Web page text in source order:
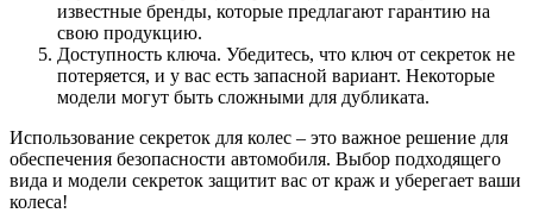
известные бренды, которые предлагают гарантию на
свою продукцию.
Доступность ключа. Убедитесь, что ключ от секреток не
потеряется, и у вас есть запасной вариант. Некоторые
модели могут быть сложными для дубликата.
Использование секреток для колес – это важное решение для
обеспечения безопасности автомобиля. Выбор подходящего
вида и модели секреток защитит вас от краж и уберегает ваши
колеса!